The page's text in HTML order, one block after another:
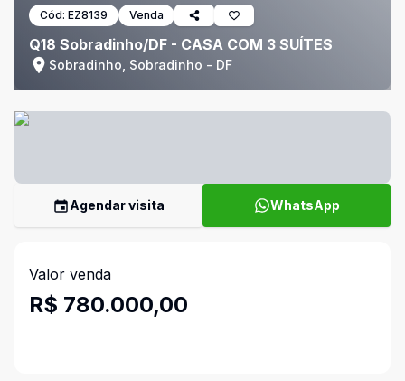
Cód: EZ8139 Venda
Q18 Sobradinho/DF - CASA COM 3 SUÍTES
Sobradinho, Sobradinho - DF
Agendar visita WhatsApp
Valor venda
R$ 780.000,00